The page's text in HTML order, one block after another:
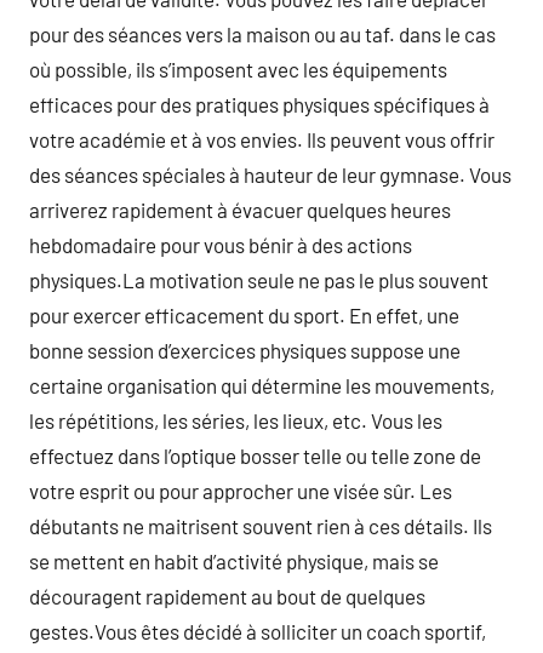
pour des séances vers la maison ou au taf. dans le cas
où possible, ils s’imposent avec les équipements
efficaces pour des pratiques physiques spécifiques à
votre académie et à vos envies. Ils peuvent vous offrir
des séances spéciales à hauteur de leur gymnase. Vous
arriverez rapidement à évacuer quelques heures
hebdomadaire pour vous bénir à des actions
physiques.La motivation seule ne pas le plus souvent
pour exercer efficacement du sport. En effet, une
bonne session d’exercices physiques suppose une
certaine organisation qui détermine les mouvements,
les répétitions, les séries, les lieux, etc. Vous les
effectuez dans l’optique bosser telle ou telle zone de
votre esprit ou pour approcher une visée sûr. Les
débutants ne maitrisent souvent rien à ces détails. Ils
se mettent en habit d’activité physique, mais se
découragent rapidement au bout de quelques
gestes.Vous êtes décidé à solliciter un coach sportif,